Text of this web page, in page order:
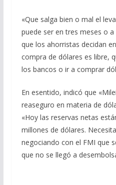
«Que salga bien o mal el
puede ser en tres meses o
que los ahorristas decidan
compra de dólares es libre,
los bancos o ir a comprar
En esentido, indicó que
reaseguro en materia de
«Hoy las reservas netas
millones de dólares.
negociando con el FMI que
que no se llegó a